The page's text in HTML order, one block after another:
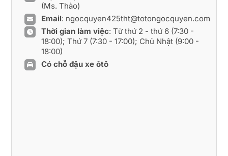
(Ms. Thảo)
Email: ngocquyen425tht@totongocquyen.com
Thời gian làm việc: Từ thứ 2 - thứ 6 (7:30 -
18:00); Thứ 7 (7:30 - 17:00); Chủ Nhật (9:00 -
18:00)
Có chỗ đậu xe ôtô